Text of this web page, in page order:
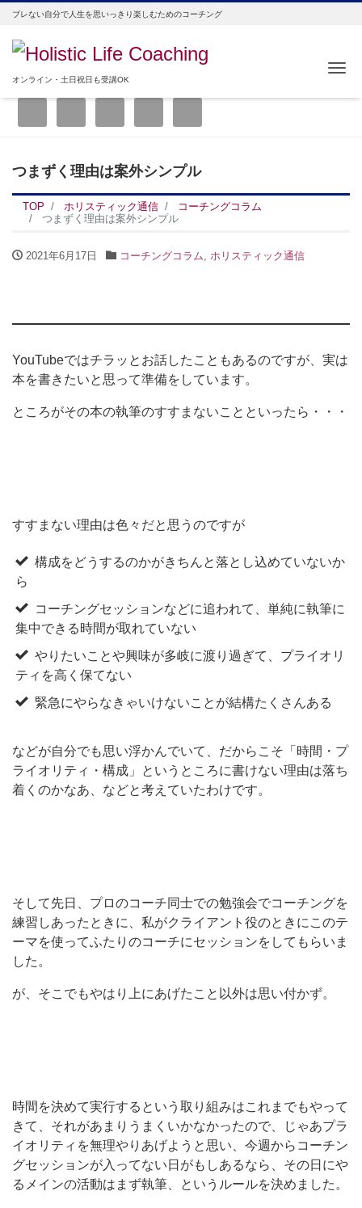
ブレない自分で人生を思いっきり楽しむためのコーチング
オンライン・土日祝日も受講OK
つまずく理由は案外シンプル
TOP ホリスティック通信
コーチングコラム
つまずく理由は案外シンプル
2021年6月17日 コーチングコラム ホリスティック通信
YouTubeではチラッとお話したこともあるのですが、実は
本を書きたいと思って準備をしています。
ところがその本の執筆のすすまないことといったら・・・
すすまない理由は色々だと思うのですが
構成をどうするのかがきちんと落とし込めていないか
ら
コーチングセッションなどに追われて、単純に執筆に
集中できる時間が取れていない
やりたいことや興味が多岐に渡り過ぎて、プライオリ
ティを高く保てない
緊急にやらなきゃいけないことが結構たくさんある
などが自分でも思い浮かんでいて、だからこそ「時間・プ
ライオリティ・構成」というところに書けない理由は落ち
着くのかなあ、などと考えていたわけです。
そして先日、プロのコーチ同士での勉強会でコーチングを
練習しあったときに、私がクライアント役のときにこのテ
ーマを使ってふたりのコーチにセッションをしてもらいま
した。
が、そこでもやはり上にあげたこと以外は思い付かず。
時間を決めて実行するという取り組みはこれまでもやって
きて、それがあまりうまくいかなかったので、じゃあプラ
イオリティを無理やりあげようと思い、今週からコーチン
グセッションが入ってない日がもしあるなら、その日にや
るメインの活動はまず執筆、というルールを決めました。